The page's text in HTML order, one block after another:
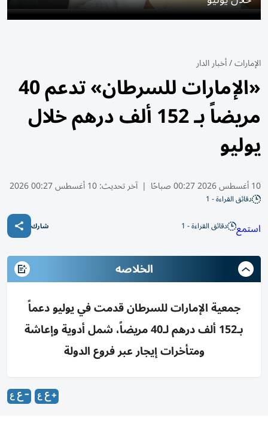
الإمارات/أخبار الدار
«الإمارات للسرطان» تدعم 40
مريضاً بـ 152 ألف درهم خلال
يوليو
10 أغسطس 2026 00:27 صباحًا | آخر تحديث:10 أغسطس 00:27 2026
دقائق القراءة - 1
استمع دقائق القراءة - 1 شارك
الخلاصه
جمعية الإمارات للسرطان قدمت في يوليو دعماً
بـ152 ألف درهم لـ40 مريضاً، شمل أدوية وإعاشة
ومتأخرات إيجار عبر فروع الدولة